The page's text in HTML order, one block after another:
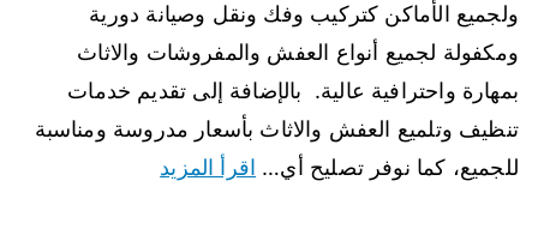
ولجميع الأماكن كتركيب وفك ونقل وصيانة دورية
ومكفولة لجميع أنواع العفش والمفروشات والاثاث
بمهارة واحترافية عالية. بالإضافة إلى تقديم خدمات
تنظيف وتلميع العفش والاثاث بأسعار مدروسة ومناسبة
للجميع، كما نوفر تصليح أي… اقرأ المزيد